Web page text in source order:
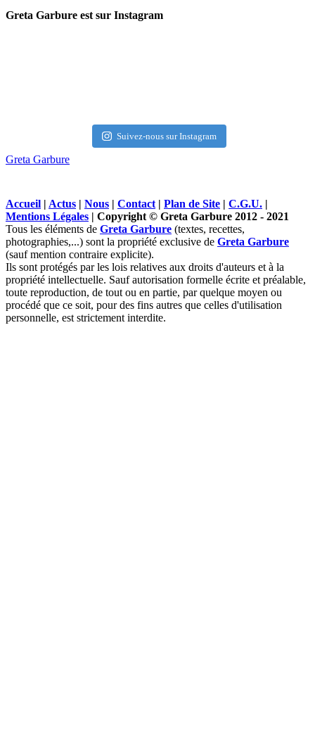
Greta Garbure est sur Instagram
Suivez-nous sur Instagram
Greta Garbure
Accueil | Actus | Nous | Contact | Plan de Site | C.G.U. |
Mentions Légales | Copyright © Greta Garbure 2012 - 2021
Tous les éléments de Greta Garbure (textes, recettes,
photographies,...) sont la propriété exclusive de Greta Garbure
(sauf mention contraire explicite).
Ils sont protégés par les lois relatives aux droits d'auteurs et à la
propriété intellectuelle. Sauf autorisation formelle écrite et préalable,
toute reproduction, de tout ou en partie, par quelque moyen ou
procédé que ce soit, pour des fins autres que celles d'utilisation
personnelle, est strictement interdite.